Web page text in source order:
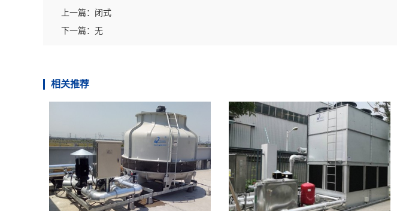
上一篇： 闭式
下一篇： 无
相关推荐